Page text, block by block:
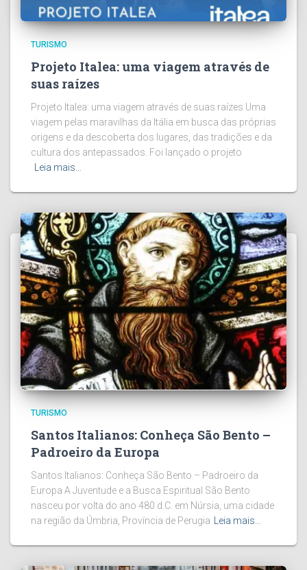
TURISMO
Projeto Italea: uma viagem através de
suas raízes
Projeto Italea: uma viagem através de suas raízes Uma
viagem pelas maravilhas da Itália em busca das próprias
origens e da descoberta dos lugares, das tradições e da
cultura dos antepassados. Foi lançado o projeto
Leia mais…
TURISMO
Santos Italianos: Conheça São Bento –
Padroeiro da Europa
Santos Italianos: Conheça São Bento – Padroeiro da
Europa A Juventude e a Busca Espiritual São Bento
nasceu por volta do ano 480 d.C. em Núrsia, uma cidade
na região da Úmbria, Província de Perugia Leia mais…